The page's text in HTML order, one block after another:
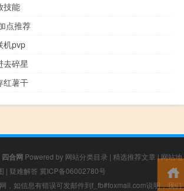
技能
点推荐
机pvp
去碎星
红薯干
四合网 Powered by 网站分类目录 | 精选推荐文章 |网站地
| 疑难解答 冀ICP备06002780号
，如信息有错误可发邮件到f_fb#foxmail.com说明，我们